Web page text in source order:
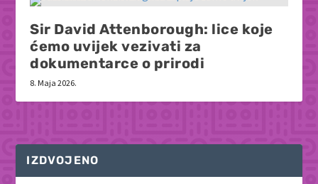
Sir David Attenborough: lice koje
ćemo uvijek vezivati za
dokumentarce o prirodi
8. Maja 2026.
IZDVOJENO